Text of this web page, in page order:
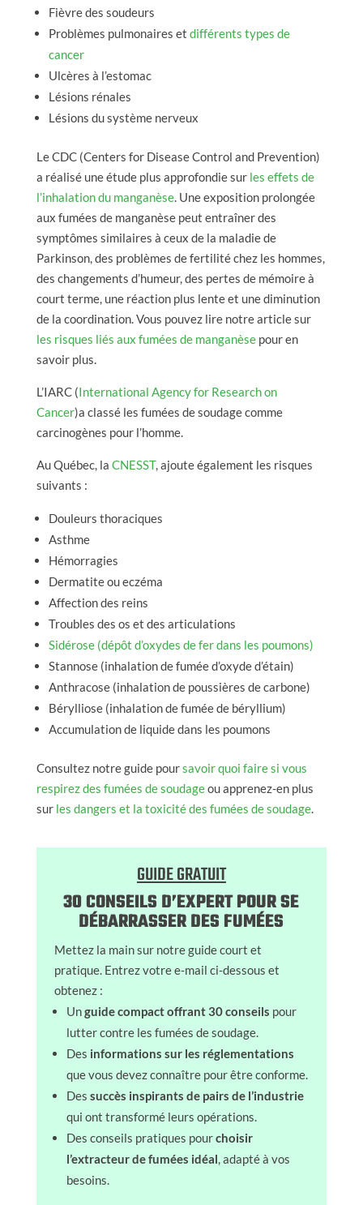
Fièvre des soudeurs
Problèmes pulmonaires et différents types de
cancer
Ulcères à l’estomac
Lésions rénales
Lésions du système nerveux
Le CDC (Centers for Disease Control and Prevention)
a réalisé une étude plus approfondie sur les effets de
l’inhalation du manganèse. Une exposition prolongée
aux fumées de manganèse peut entraîner des
symptômes similaires à ceux de la maladie de
Parkinson, des problèmes de fertilité chez les hommes,
des changements d’humeur, des pertes de mémoire à
court terme, une réaction plus lente et une diminution
de la coordination. Vous pouvez lire notre article sur
les risques liés aux fumées de manganèsepour en
savoir plus.
L’IARC (International Agency for Research on
Cancer)a classé les fumées de soudage comme
carcinogènes pour l’homme.
Au Québec, la CNESST, ajoute également les risques
suivants :
Douleurs thoraciques
Asthme
Hémorragies
Dermatite ou eczéma
Affection des reins
Troubles des os et des articulations
Sidérose (dépôt d’oxydes de fer dans les poumons)
Stannose (inhalation de fumée d’oxyde d’étain)
Anthracose (inhalation de poussières de carbone)
Bérylliose (inhalation de fumée de béryllium)
Accumulation de liquide dans les poumons
Consultez notre guide poursavoir quoi faire si vous
respirez des fumées de soudageou apprenez-en plus
sur les dangers et la toxicité des fumées de soudage.
GUIDE GRATUIT
30 CONSEILS D’EXPERT POUR SE
DÉBARRASSER DES FUMÉES
Mettez la main sur notre guide court et
pratique. Entrez votre e-mail ci-dessous et
obtenez :
Unguide compact offrant 30 conseils pour
lutter contre les fumées de soudage.
Des informations sur les réglementations
que vous devez connaître pour être conforme.
Dessuccès inspirants de pairs de l’industrie
qui ont transformé leurs opérations.
Des conseils pratiques pourchoisir
l’extracteur de fumées idéal, adapté à vos
besoins.